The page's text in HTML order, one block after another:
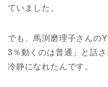
ていました。
でも、馬渕磨理子さんの
3％動くのは普通」と話
冷静になれたんです。